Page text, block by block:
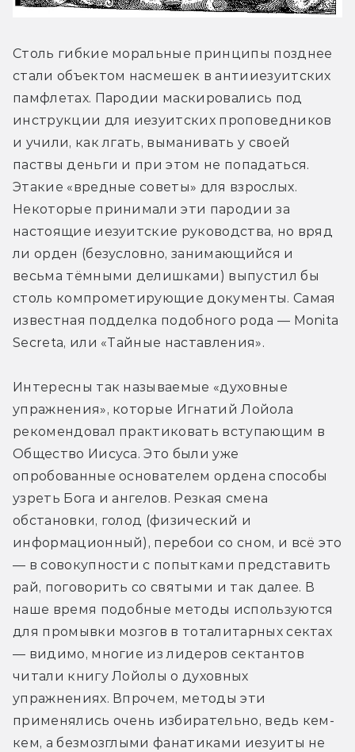
Столь гибкие моральные принципы позднее
стали объектом насмешек в антииезуитских
памфлетах. Пародии маскировались под
инструкции для иезуитских проповедников
и учили, как лгать, выманивать у своей
паствы деньги и при этом не попадаться.
Этакие «вредные советы» для взрослых.
Некоторые принимали эти пародии за
настоящие иезуитские руководства, но вряд
ли орден (безусловно, занимающийся и
весьма тёмными делишками) выпустил бы
столь компрометирующие документы. Самая
известная подделка подобного рода — Monita
Secreta, или «Тайные наставления».
Интересны так называемые «духовные
упражнения», которые Игнатий Лойола
рекомендовал практиковать вступающим в
Общество Иисуса. Это были уже
опробованные основателем ордена способы
узреть Бога и ангелов. Резкая смена
обстановки, голод (физический и
информационный), перебои со сном, и всё это
— в совокупности с попытками представить
рай, поговорить со святыми и так далее. В
наше время подобные методы используются
для промывки мозгов в тоталитарных сектах
— видимо, многие из лидеров сектантов
читали книгу Лойолы о духовных
упражнениях. Впрочем, методы эти
применялись очень избирательно, ведь кем-
кем, а безмозглыми фанатиками иезуиты не